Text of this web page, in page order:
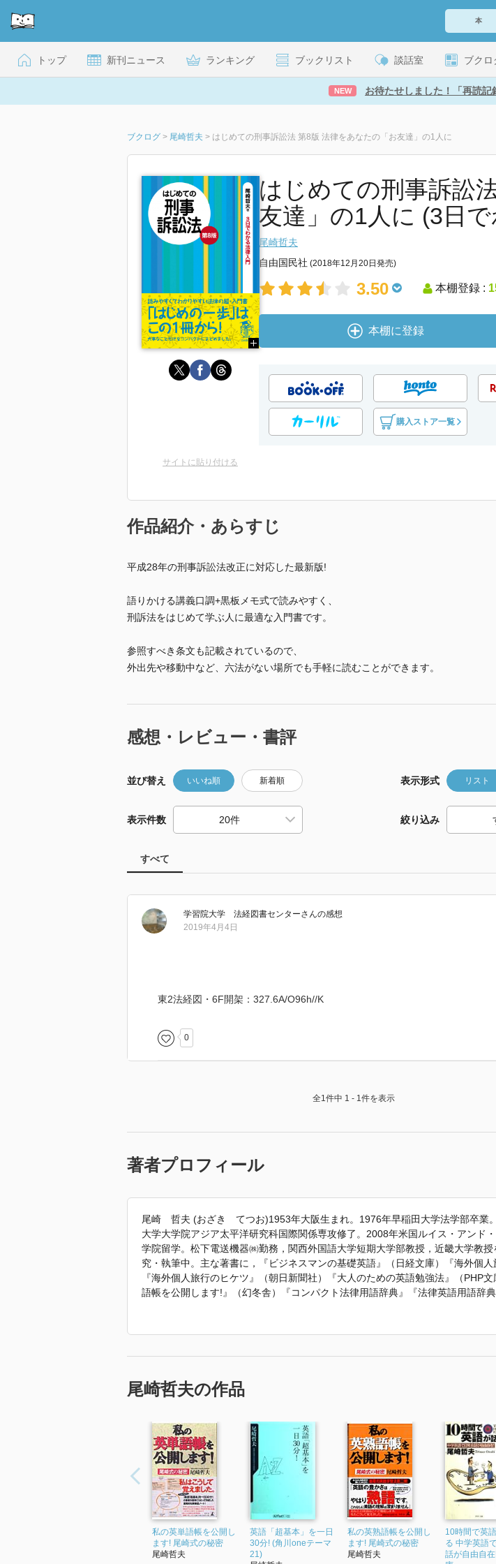
トップ 新刊ニュース ランキング ブックリスト 談話室 ブクロ
NEW お待たせしました！「再読記
ブクログ > 尾崎哲夫 > はじめての刑事訴訟法 第8版 法律をあなたの「お友達」の1人に
はじめての刑事訴訟
友達」の1人に (3日
尾崎哲夫
自由国民社 (2018年12月20日発売)
3.50 本棚登録 :
本棚に登録
購入ストア一覧
サイトに貼り付ける
作品紹介・あらすじ
平成28年の刑事訴訟法改正に対応した最新版!
語りかける講義口調+黒板メモ式で読みやすく、
刑訴法をはじめて学ぶ人に最適な入門書です。
参照すべき条文も記載されているので、
外出先や移動中など、六法がない場所でも手軽に読むことができます。
感想・レビュー・書評
並び替え いいね順 新着順 表示形式 リスト
表示件数 絞り込み
すべて
学習院大学 法経図書センターさんの感想
2019年4月4日
東2法経図・6F開架：327.6A/O96h//K
0
全1件中 1 - 1件を表示
著者プロフィール
尾崎 哲夫 (おざき てつお)1953年大阪生まれ。1976年早稲田大学法学部卒業
大学大学院アジア太平洋研究科国際関係専攻修了。2008年米国ルイス・アンド
学院留学。松下電送機器㈱勤務，関西外国語大学短期大学部教授，近畿大学教
究・執筆中。主な著書に，『ビジネスマンの基礎英語』（日経文庫）『海外個人
『海外個人旅行のヒケツ』（朝日新聞社）『大人のための英語勉強法』（PHP
語帳を公開します!』（幻冬舎）『コンパクト法律用語辞典』『法律英語用語辞
政法』『はじめての労働法』『国際商取引法入門』（自由国民社）他多数がある
尾崎哲夫の作品
私の英単語帳を公開し
ます! 尾崎式の秘密
尾崎哲夫
英語「超基本」を一日
30分! (角川oneテーマ
21)
私の英熟語帳を公開し
ます! 尾崎式の秘密
尾崎哲夫
10時間で英
る 中学英語
話が自由自